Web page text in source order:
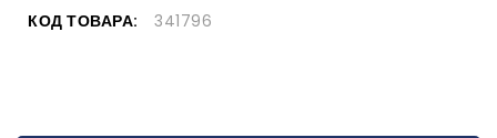
КОД ТОВАРА: 341796